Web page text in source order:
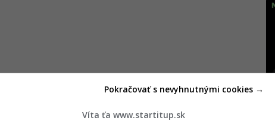
Víta ťa www.startitup.sk
Pokračovať s nevyhnutnými cookies →